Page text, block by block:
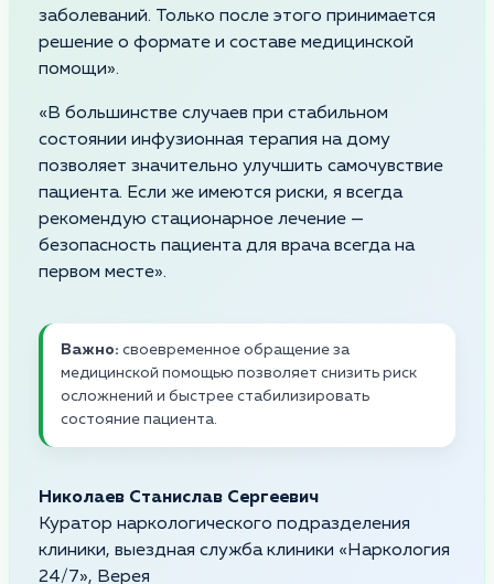
заболеваний. Только после этого принимается
решение о формате и составе медицинской
помощи».
«В большинстве случаев при стабильном
состоянии инфузионная терапия на дому
позволяет значительно улучшить самочувствие
пациента. Если же имеются риски, я всегда
рекомендую стационарное лечение —
безопасность пациента для врача всегда на
первом месте».
Важно: своевременное обращение за
медицинской помощью позволяет снизить риск
осложнений и быстрее стабилизировать
состояние пациента.
Николаев Станислав Сергеевич
Куратор наркологического подразделения
клиники, выездная служба клиники «Наркология
24/7», Верея